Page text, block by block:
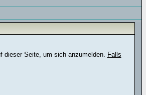
dieser Seite, um sich anzumelden. Falls